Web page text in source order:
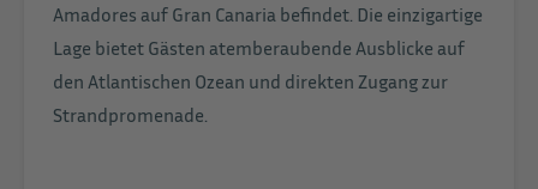
Amadores auf Gran Canaria befindet. Die einzigartige
Lage bietet Gästen atemberaubende Ausblicke auf
den Atlantischen Ozean und direkten Zugang zur
Strandpromenade.